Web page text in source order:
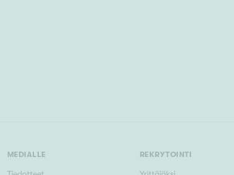
MEDIALLE REKRYTOINTI